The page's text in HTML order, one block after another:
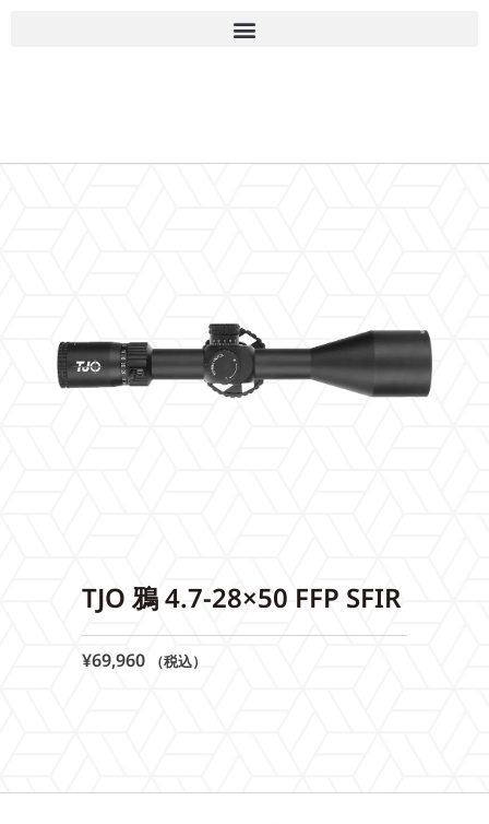
TJO 鴉 4.7-28×50 FFP SFIR
¥69,960 （税込）